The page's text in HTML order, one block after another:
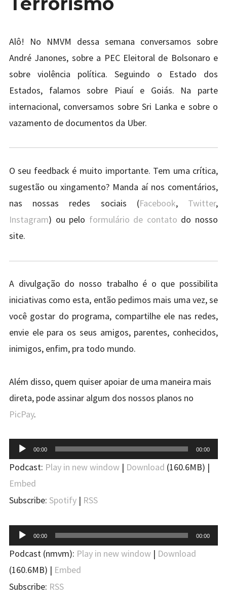
Alô! No NMVM dessa semana conversamos sobre
André Janones, sobre a PEC Eleitoral de Bolsonaro e
sobre violência política. Seguindo o Estado dos
Estados, falamos sobre Piauí e Goiás. Na parte
internacional, conversamos sobre Sri Lanka e sobre o
vazamento de documentos da Uber.
O seu feedback é muito importante. Tem uma crítica,
sugestão ou xingamento? Manda aí nos comentários,
nas nossas redes sociais (Facebook, Twitter,
Instagram) ou pelo formulário de contato do nosso
site.
A divulgação do nosso trabalho é o que possibilita
iniciativas como esta, então pedimos mais uma vez, se
você gostar do programa, compartilhe ele nas redes,
envie ele para os seus amigos, parentes, conhecidos,
inimigos, enfim, pra todo mundo.
Além disso, quem quiser apoiar de uma maneira mais
direta, pode assinar algum dos nossos planos no
PicPay.
Tocador
de
áudio
00:00 00:00
Podcast: Play in new window| Download (160.6MB) |
Embed
Subscribe: Spotify| RSS
Tocador
de
áudio
00:00 00:00
Podcast (nmvm): Play in new window| Download
(160.6MB) | Embed
Subscribe: RSS